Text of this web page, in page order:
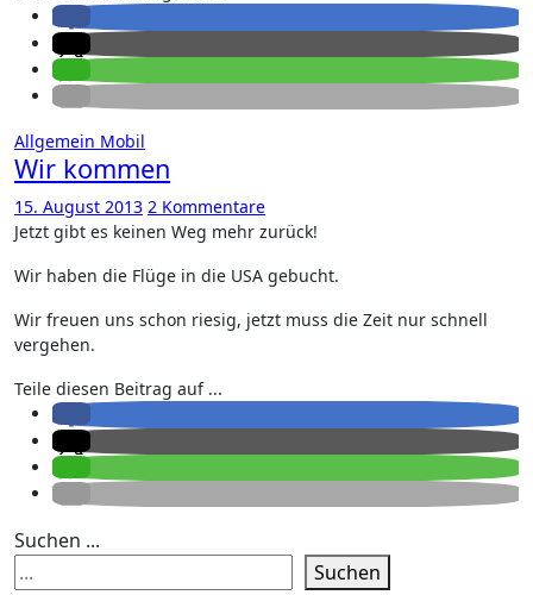
Allgemein Mobil
Wir kommen
15. August 2013 2 Kommentare
Jetzt gibt es keinen Weg mehr zurück!
Wir haben die Flüge in die USA gebucht.
Wir freuen uns schon riesig, jetzt muss die Zeit nur schnell
vergehen.
Teile diesen Beitrag auf ...
Suchen ...
Suchen